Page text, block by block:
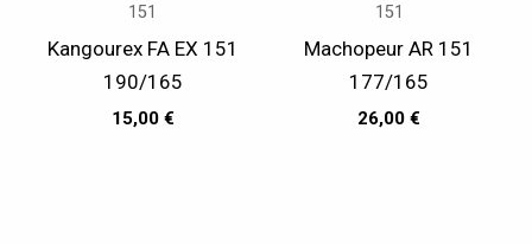
151
Kangourex FA EX 151
190/165
15,00 €
151
Machopeur AR 151
177/165
26,00€